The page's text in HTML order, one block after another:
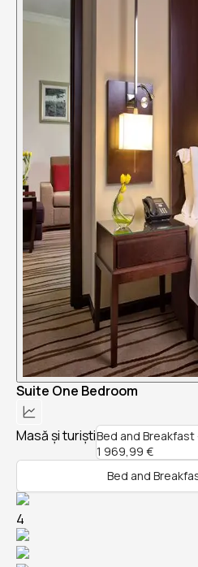
Suite One Bedroom
Masă și turiștiBed and
1 969,99 €
Bed and
4